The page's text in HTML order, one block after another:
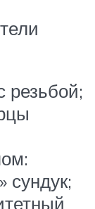
резьбой;
сундук;